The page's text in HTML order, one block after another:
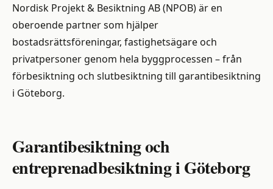
Nordisk Projekt & Besiktning AB (NPOB) är en
oberoende partner som hjälper
bostadsrättsföreningar, fastighetsägare och
privatpersoner genom hela byggprocessen – från
förbesiktning och slutbesiktning till garantibesiktning
i Göteborg.
Garantibesiktning och
entreprenadbesiktning i Göteborg